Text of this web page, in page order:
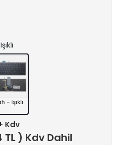
- Işıklı
Kdv
TL ) Kdv Dahil